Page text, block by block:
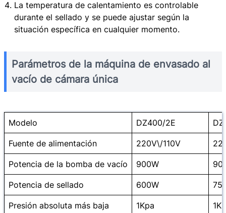
La temperatura de calentamiento es controlable
durante el sellado y se puede ajustar según la
situación específica en cualquier momento.
Parámetros de la máquina de envasado al
vacío de cámara única
Modelo DZ400/2E
Fuente de alimentación 220V\/110V
Potencia de la bomba de vacío 900W
Potencia de sellado 600W
Presión absoluta más baja 1Kpa